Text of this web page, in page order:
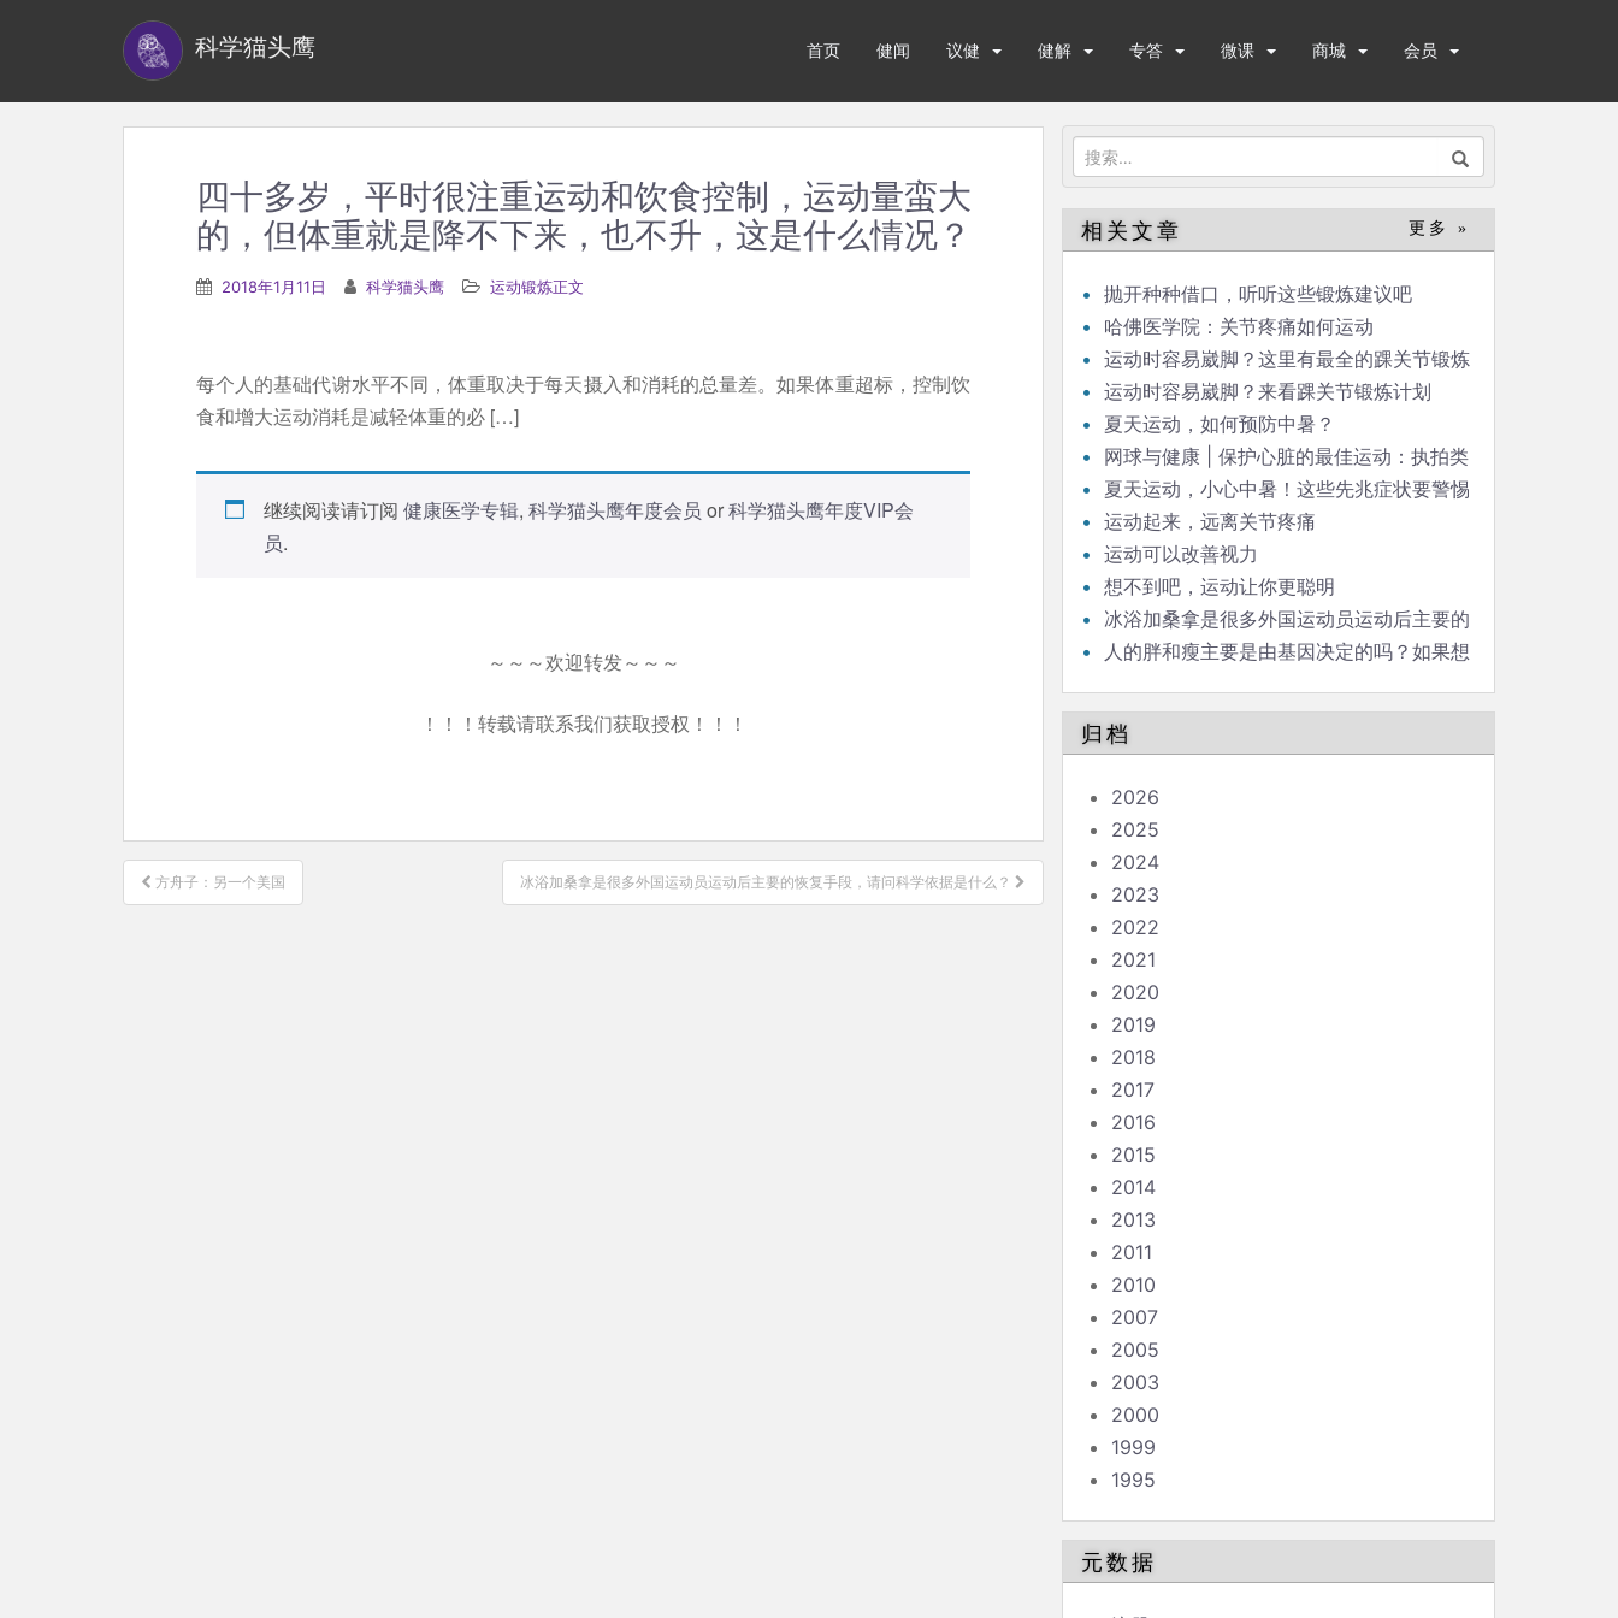
科学猫头鹰 首页 健闻 议健 健解 专答 微课 商城 会员
搜
索：
四十多岁，平时很注重运动和饮食控制，运动量蛮大
的，但体重就是降不下来，也不升，这是什么情况？
2018年1月11日 科学猫头鹰 运动锻炼正文
每个人的基础代谢水平不同，体重取决于每天摄入和消耗的总量差。如果体重超标，控制饮
食和增大运动消耗是减轻体重的必 […]
继续阅读请订阅 健康医学专辑, 科学猫头鹰年度会员 or科学猫头鹰年度VIP会
员.
～～～欢迎转发～～～
！！！转载请联系我们获取授权！！！
文
章
方舟子：另一个美国 冰浴加桑拿是很多外国运动员运动后主要的恢复手段，请问科学依据是什么？
相关文章 更多 »
抛开种种借口，听听这些锻炼建议吧
哈佛医学院：关节疼痛如何运动
运动时容易崴脚？这里有最全的踝关节锻炼
计划（上）
运动时容易崴脚？来看踝关节锻炼计划
（下）
夏天运动，如何预防中暑？
网球与健康 | 保护心脏的最佳运动：执拍类
项目夏天运动，小心中暑！这些先兆症状要警惕
运动起来，远离关节疼痛
运动可以改善视力
想不到吧，运动让你更聪明
冰浴加桑拿是很多外国运动员运动后主要的
恢复手段，请问科学依据是什么？
人的胖和瘦主要是由基因决定的吗？如果想
归档
2026
2025
2024
2023
2022
2021
2020
2019
2018
2017
2016
2015
2014
2013
2011
2010
2007
2005
2003
2000
1999
1995
元数据